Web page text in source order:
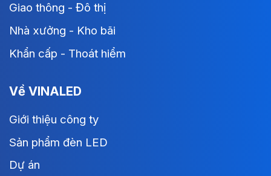
Giao thông - Đô thị
Nhà xưởng - Kho bãi
Khẩn cấp - Thoát hiểm
Về VINALED
Giới thiệu công ty
Sản phẩm đèn LED
Dự án